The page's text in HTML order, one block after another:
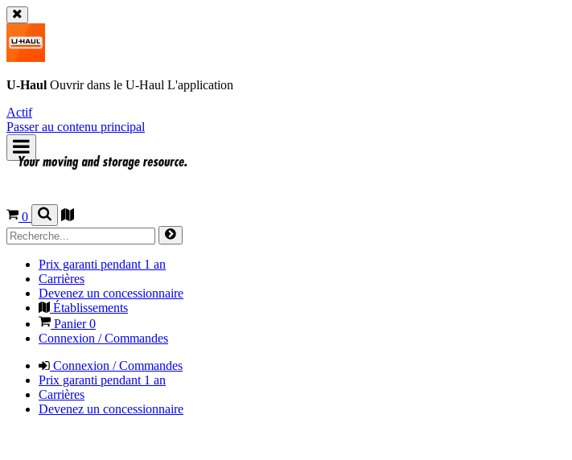
U-Haul Ouvrir dans le U-Haul L'application
Actif
Passer au contenu principal
0
Prix garanti pendant 1 an
Carrières
Devenez un concessionnaire
Établissements
Panier0
Connexion / Commandes
Connexion / Commandes
Prix garanti pendant 1 an
Carrières
Devenez un concessionnaire